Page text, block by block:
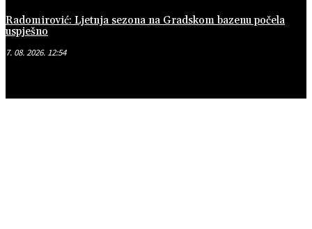
Radomirović: Ljetnja sezona na Gradskom bazenu počela
uspješno
7. 08. 2026. 12:54